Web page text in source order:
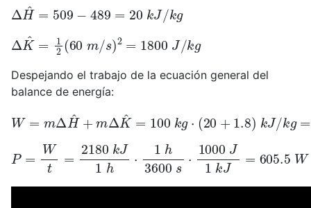
Δ H^ 509− 489= 20kJ / kg
Δ K^ 2( 60 s) 2= 1800J/ kg
Despejando el trabajo de la ecuación general del
balance de energía:
W= H ^+m ^ =100 20 1.8 g = 2180
t=2180k J1 h⋅ 1h 3600s 1000J1 kJ